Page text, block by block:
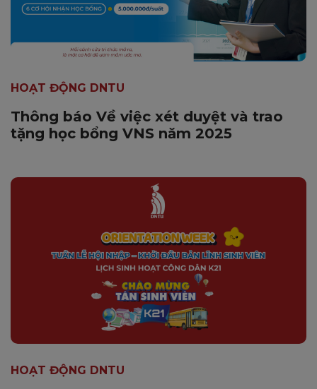
HOẠT ĐỘNG DNTU
Thông báo Về việc xét duyệt và trao
tặng học bổng VNS năm 2025
HOẠT ĐỘNG DNTU